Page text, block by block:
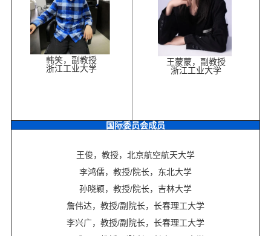
韩笑，副教授
浙江工业大学
王蒙蒙，副教授
浙江工业大学
国际委员会成员
王俊，教授，北京航空航天大学
李鸿儒，教授/院长，东北大学
孙晓颖，教授/院长，吉林大学
詹伟达，教授/副院长，长春理工大学
李兴广，教授/副院长，长春理工大学